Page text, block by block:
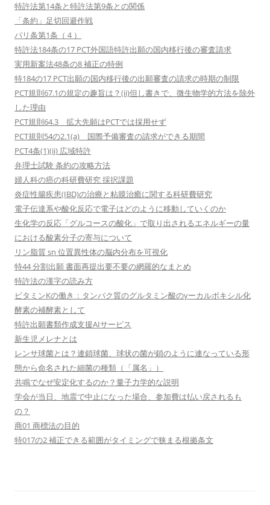
特許法第14条と特許法第9条との関係
「条約」足切回避作戦
パリ条第1条（４）
特許法184条の17 PCT外国語特許出願の国内移行後の審査請求
実用新案法48条の8 補正の特例
特184の17 PCT出願の国内移行後の出願審査の請求の時期の制限
PCT規則67.1の規定の趣旨は？(ii)但し書きで、微生物学的方法を除外
した理由
PCT規則64.3 拡大先願はPCTでは採用せず
PCT規則54の2.1(a) 国際予備審査の請求ができる期間
PCT4条(1)(ii) 広域特許
弁理士試験 条約の攻略方法
婦人科の癌の科研費研究 採択課題
炎症性腸疾患(IBD)の治療と粘膜治癒に関する科研費研究
電子伝達系や酸化反応で電子はどのように移動していくのか
生化学の反応「グルコースの酸化」で取り出されるエネルギーの量
における酸素分子の寄与について
リン脂質 sn 位置異性体の脳内分布を可視化
特44 分割出願 書面再提出要不要の網羅的なまとめ
特許法の漢字の読み方
ビタミンKの働き：タンパク質のグルタミン酸のγーカルボキシル化
酵素の補酵素として
特許出願書類作成支援AIサービス
新生児メレナとは
レンサ球菌とは？連鎖球菌、球状の菌が鎖のように連なっている形
態から命名された細菌の種類（「属名」）
共鳴でなぜ安定化するのか？量子力学的な説明
学会が当日、地震で中止になった場合、参加費は払い戻されるも
の？
商01 商標法の目的
特017の2 補正できる範囲がタイミングで狭まる根拠条文